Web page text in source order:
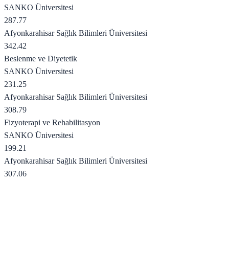
SANKO Üniversitesi
287.77
Afyonkarahisar Sağlık Bilimleri Üniversitesi
342.42
Beslenme ve Diyetetik
SANKO Üniversitesi
231.25
Afyonkarahisar Sağlık Bilimleri Üniversitesi
308.79
Fizyoterapi ve Rehabilitasyon
SANKO Üniversitesi
199.21
Afyonkarahisar Sağlık Bilimleri Üniversitesi
307.06